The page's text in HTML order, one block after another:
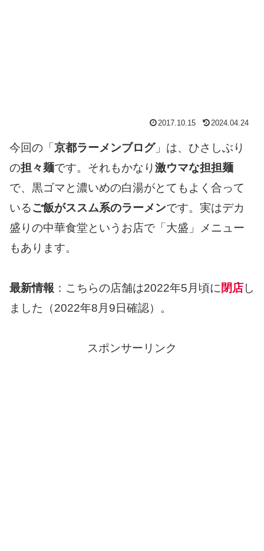
2017.10.15 2024.04.24
今回の「 京都ラーメンブログ」は、ひさしぶり
の担々麺です。それもかなり激ウマな担担麺
で、黒ゴマと濃いめの白湯がとてもよく合って
いるご飯がススム系のラーメンです。実はデカ
盛りの中華食堂というお店で「大盛」メニュー
もあります。
最新情報 ：こちらの店舗は2022年5月頃に 閉店し
ました（2022年8月9日確認）。
スポンサーリンク